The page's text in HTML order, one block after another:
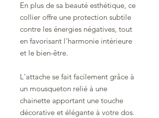
En plus de sa beauté esthétique, ce
collier offre une protection subtile
contre les énergies négatives, tout
en favorisant l'harmonie intérieure
et le bien-être.
L'attache se fait facilement grâce à
un mousqueton relié à une
chainette apportant une touche
décorative et élégante à votre dos.